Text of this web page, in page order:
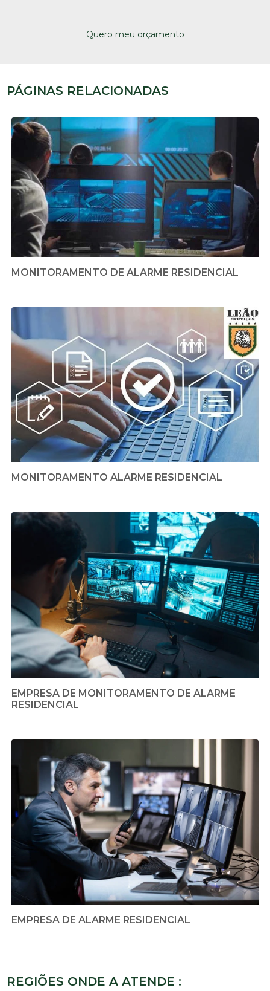
Quero meu orçamento
PÁGINAS RELACIONADAS
MONITORAMENTO DE ALARME RESIDENCIAL
MONITORAMENTO ALARME RESIDENCIAL
EMPRESA DE MONITORAMENTO DE ALARME
RESIDENCIAL
EMPRESA DE ALARME RESIDENCIAL
REGIÕES ONDE A ATENDE :